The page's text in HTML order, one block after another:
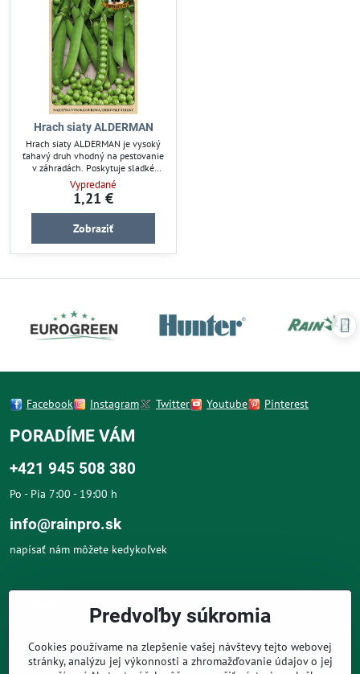
Hrach siaty ALDERMAN
Hrach siaty ALDERMAN je vysoký
ťahavý druh vhodný na pestovanie
v záhradách. Poskytuje sladké
struky ideálne pre čerstvú
konzumáciu alebo ďalšie
spracovanie. Odolné semená
zabezpečia úspešnú úrodu
strukoviny pre pestovateľov
Vypredané
1,21 €
Zobraziť
Facebook Instagram Twitter Youtube Pinterest
PORADÍME VÁM
+421 945 508 380
Po - Pia 7:00 - 19:00 h
info@rainpro.sk
napísať nám môžete kedykoľvek
O NÁKUPE
Predvoľby súkromia
Cookies používame na zlepšenie vašej návštevy tejto webovej
stránky, analýzu jej výkonnosti a zhromažďovanie údajov o jej